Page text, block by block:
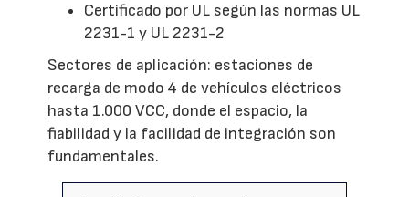
Certificado por UL según las normas UL
2231-1 y UL 2231-2
Sectores de aplicación: estaciones de
recarga de modo 4 de vehículos eléctricos
hasta 1.000 VCC, donde el espacio, la
fiabilidad y la facilidad de integración son
fundamentales.